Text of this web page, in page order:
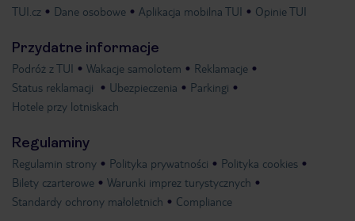
TUI.cz
Dane osobowe Aplikacja mobilna TUI Opinie TUI
Przydatne informacje
Podróż z TUI Wakacje samolotem
Reklamacje
Status reklamacji
Ubezpieczenia
Parkingi
Hotele przy lotniskach
Regulaminy
Regulamin strony Polityka prywatności
Polityka cookies
Bilety czarterowe
Warunki imprez turystycznych
Standardy ochrony małoletnich
Compliance